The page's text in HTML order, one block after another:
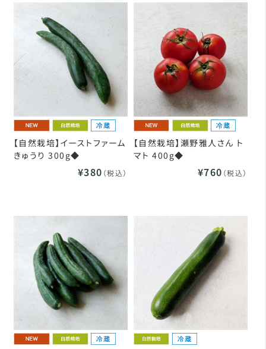
【自然栽培】イーストファーム
きゅうり 300g◆
¥380 （税込）
【自然栽培】瀬野雅人さん ト
マト 400g◆
¥760 （税込）